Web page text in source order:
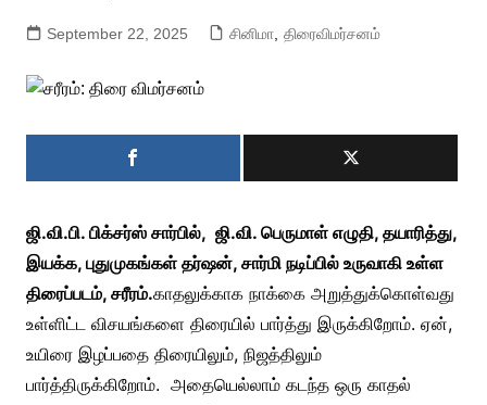
September 22, 2025 சினிமா, திரைவிமர்சனம்
ஜி.வி.பி. பிக்சர்ஸ் சார்பில், ஜி.வி. பெருமாள் எழுதி, தயாரித்து,
இயக்க, புதுமுகங்கள் தர்ஷன், சார்மி நடிப்பில் உருவாகி உள்ள
திரைப்படம், சரீரம்.காதலுக்காக நாக்கை அறுத்துக்கொள்வது
உள்ளிட்ட விசயங்களை திரையில் பார்த்து இருக்கிறோம். ஏன்,
உயிரை இழப்பதை திரையிலும், நிஜத்திலும்
பார்த்திருக்கிறோம். அதையெல்லாம் கடந்த ஒரு காதல்